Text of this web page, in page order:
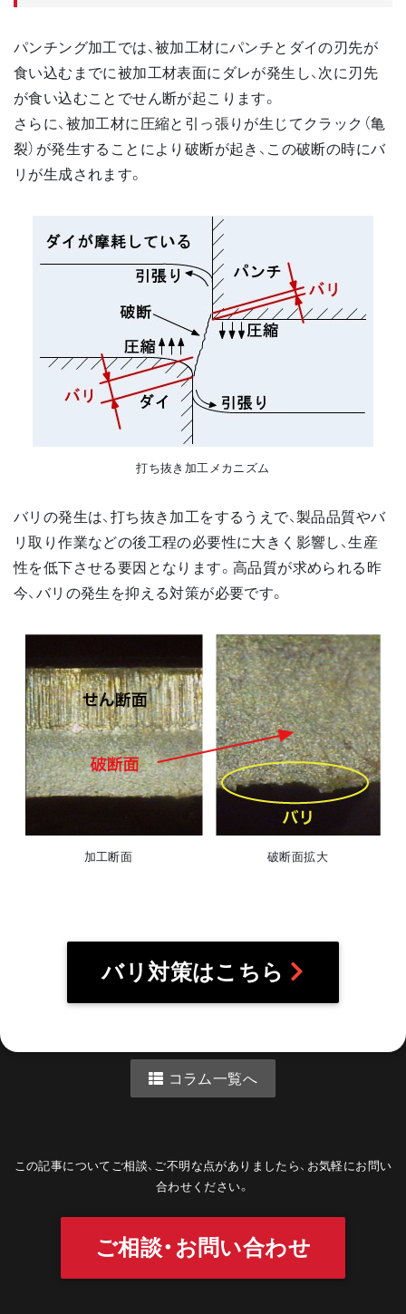
パンチング加工では、被加工材にパンチとダイの刃先が
食い込むまでに被加工材表面にダレが発生し、次に刃先
が食い込むことでせん断が起こります。
さらに、被加工材に圧縮と引っ張りが生じてクラック（亀
裂）が発生することにより破断が起き、この破断の時にバ
リが生成されます。
打ち抜き加工メカニズム
バリの発生は、打ち抜き加工をするうえで、製品品質やバ
リ取り作業などの後工程の必要性に大きく影響し、生産
性を低下させる要因となります。高品質が求められる昨
今、バリの発生を抑える対策が必要です。
加工断面 破断面拡大
バリ対策はこちら
コラム一覧へ
この記事についてご相談、ご不明な点がありましたら、お気軽にお問い
合わせください。
ご相談・お問い合わせ